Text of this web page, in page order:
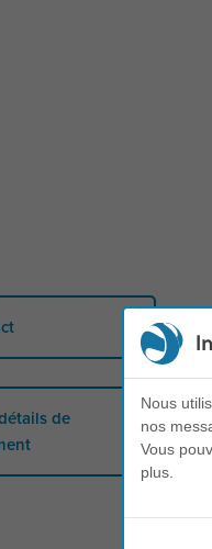
de
Nous
nos
Vous
plus.